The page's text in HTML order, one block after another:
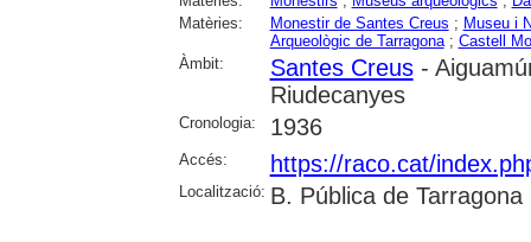
Matèries:
Monestir de Santes Creus ; Museu i
Arqueològic de Tarragona; Castell
Àmbit:
Santes Creus-
Riudecanyes
Cronologia: 1936
Accés: https://raco.cat/
Localització: B. Pública de Tarragona